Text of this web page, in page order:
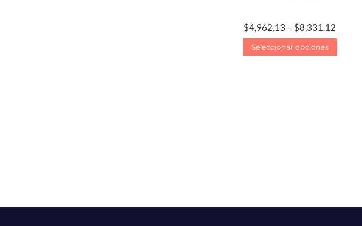
$4,962.13 – $8,331.12
Seleccionar opciones